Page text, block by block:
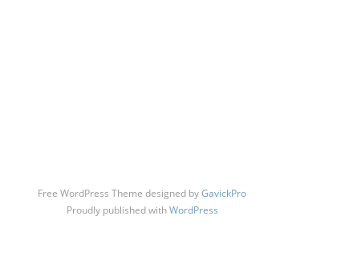
Free WordPress Theme designed byGavickPro
Proudly published withWordPress